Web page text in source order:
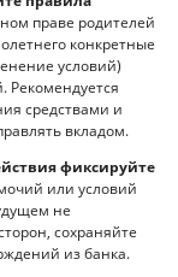
праве родителей
конкретные
условий)
Рекомендуется
средствами и
вкладом.
фиксируйте
или условий
не
сохраняйте
из банка.